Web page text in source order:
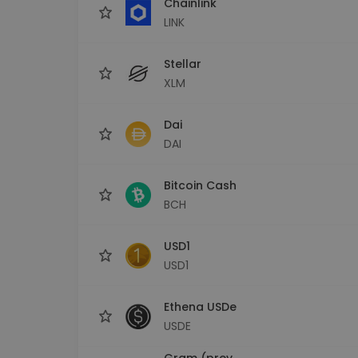
LINK
Stellar
XLM
Dai
DAI
Bitcoin Cash
BCH
USD1
USD1
Ethena USDe
USDE